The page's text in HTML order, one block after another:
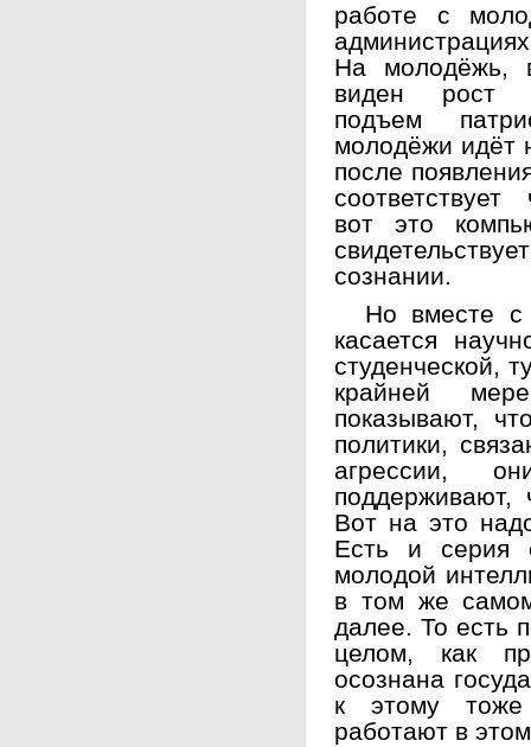
работе с
На молодёжь,
виден рост
подъем
молодёжи идёт
после
вот это
сознании.
Но вместе с
касается
студенческой,
крайней
показывают,
политики,
агрессии,
поддерживают,
Вот на это
Есть и серия
молодой
в том же
далее. То есть
целом, как
осознана
к этому тоже
работают в